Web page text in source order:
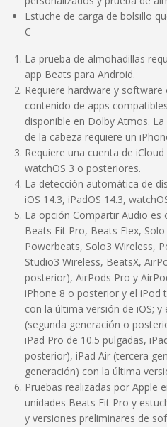
Estuche de carga de bolsillo
C
La prueba de almohadillas
app Beats para Android.
Requiere hardware y
contenido de apps
disponible en Dolby Atmos.
de la cabeza requiere un
Requiere una cuenta de
watchOS 3 o posteriores.
La detección automática de
iOS 14.3, iPadOS 14.3,
La opción Compartir Audio
Beats Fit Pro, Beats Flex,
Powerbeats, Solo3 Wireless,
Studio3 Wireless, BeatsX,
posterior), AirPods Pro y
iPhone 8 o posterior y el iPod
con la última versión de iOS; y
(segunda generación o
iPad Pro de 10.5 pulgadas,
posterior), iPad Air (tercera
generación) con la última
Pruebas realizadas por Apple
unidades Beats Fit Pro y
y versiones preliminares de